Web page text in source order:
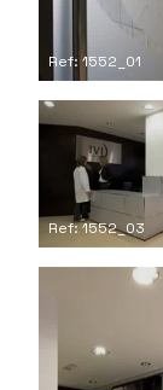
Ref: 1552_01
Ref: 1552_03